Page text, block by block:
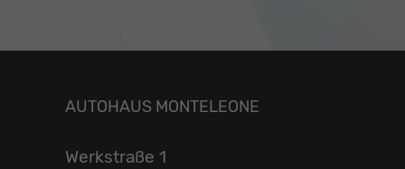
AUTOHAUS MONTELEONE
Werkstraße 1